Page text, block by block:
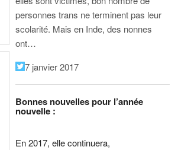
personnes trans ne terminent pas leur
scolarité. Mais en Inde, des nonnes
ont…
7 janvier 2017
Bonnes nouvelles pour l’année
nouvelle :
En 2017, elle continuera,